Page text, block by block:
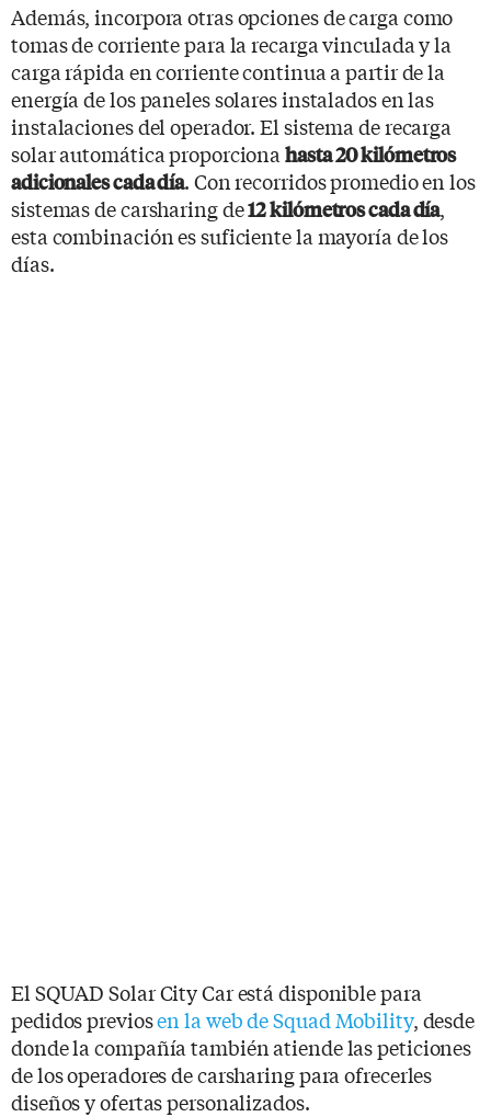
Además, incorpora otras opciones de carga como
tomas de corriente para la recarga vinculada y la
carga rápida en corriente continua a partir de la
energía de los paneles solares instalados en las
instalaciones del operador. El sistema de recarga
solar automática proporcionahasta 20 kilómetros
adicionales cada día. Con recorridos promedio en los
sistemas de carsharing de12 kilómetros cada día,
esta combinación es suficiente la mayoría de los
días.
El SQUAD Solar City Car está disponible para
pedidos previosen la web de Squad Mobility, desde
donde la compañía también atiende las peticiones
de los operadores de carsharing para ofrecerles
diseños y ofertas personalizados.